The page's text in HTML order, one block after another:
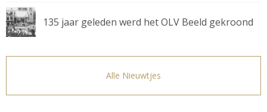
135 jaar geleden werd het OLV Beeld gekroond
Alle Nieuwtjes